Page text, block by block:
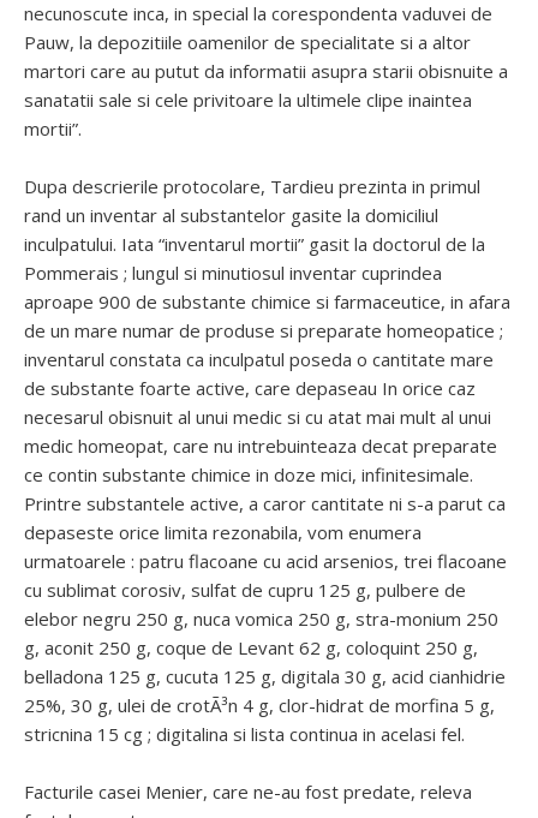
necunoscute inca, in special la corespondenta vaduvei de
Pauw, la depozitiile oamenilor de specialitate si a altor
martori care au putut da informatii asupra starii obisnuite a
sanatatii sale si cele privitoare la ultimele clipe inaintea
mortii”.
Dupa descrierile protocolare, Tardieu prezinta in primul
rand un inventar al substantelor gasite la domiciliul
inculpatului. Iata “inventarul mortii” gasit la doctorul de la
Pommerais ; lungul si minutiosul inventar cuprindea
aproape 900 de substante chimice si farmaceutice, in afara
de un mare numar de produse si preparate homeopatice ;
inventarul constata ca inculpatul poseda o cantitate mare
de substante foarte active, care depaseau In orice caz
necesarul obisnuit al unui medic si cu atat mai mult al unui
medic homeopat, care nu intrebuinteaza decat preparate
ce contin substante chimice in doze mici, infinitesimale.
Printre substantele active, a caror cantitate ni s-a parut ca
depaseste orice limita rezonabila, vom enumera
urmatoarele : patru flacoane cu acid arsenios, trei flacoane
cu sublimat corosiv, sulfat de cupru 125 g, pulbere de
elebor negru 250 g, nuca vomica 250 g, stra-monium 250
g, aconit 250 g, coque de Levant 62 g, coloquint 250 g,
belladona 125 g, cucuta 125 g, digitala 30 g, acid cianhidrie
25%, 30 g, ulei de crotÃ³n 4 g, clor-hidrat de morfina 5 g,
stricnina 15 cg ; digitalina si lista continua in acelasi fel.
Facturile casei Menier, care ne-au fost predate, releva